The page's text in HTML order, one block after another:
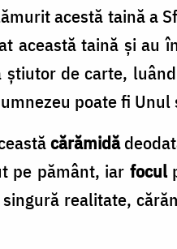
acestă taină a
această taină și au
știutor de carte,
poate fi
cărămidă
pe pământ, iar focul
realitate,